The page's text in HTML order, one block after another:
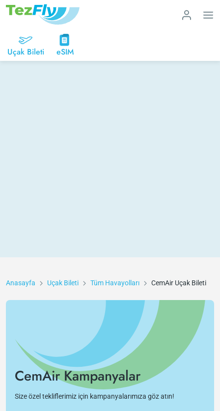
Uçak Bileti eSIM
Anasayfa Uçak Bileti Tüm Havayolları CemAir Uçak Bileti
CemAir Kampanyalar
Size özel tekliflerimiz için kampanyalarımıza göz atın!